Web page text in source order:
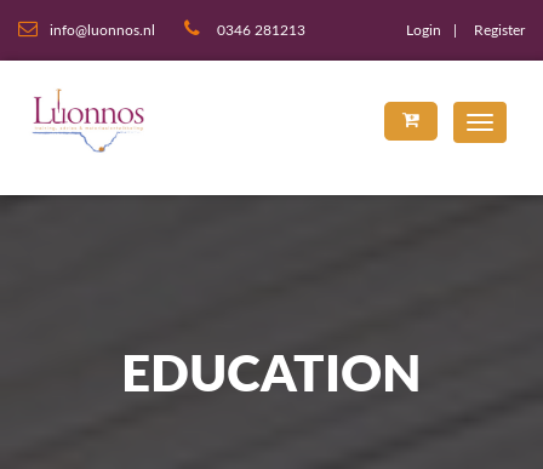
info@luonnos.nl 0346 281213 Login Register
EDUCATION